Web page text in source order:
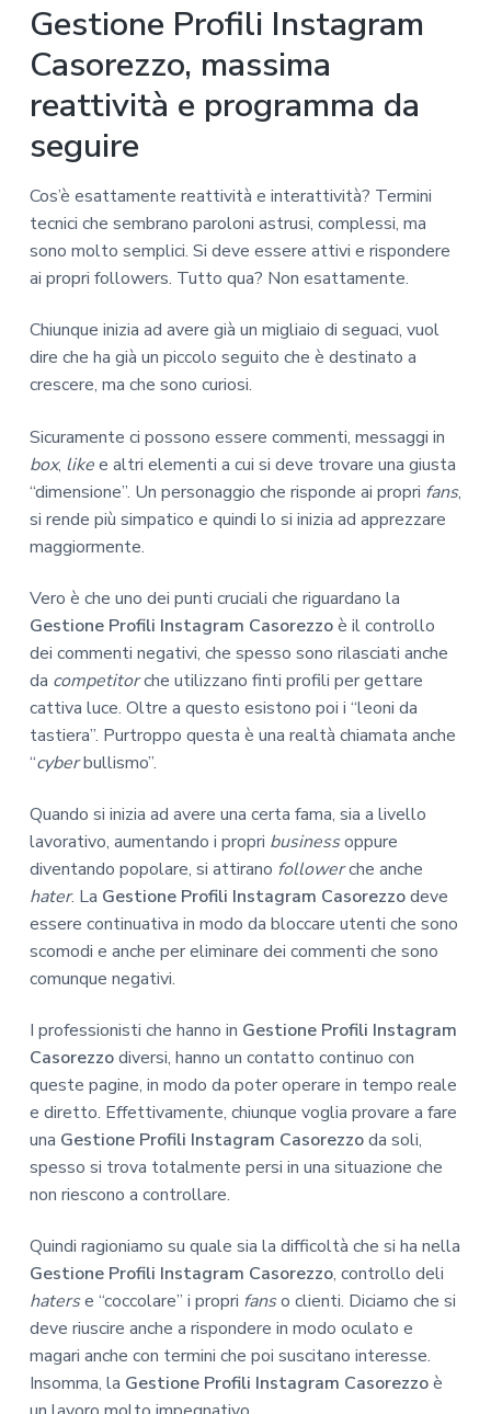
Gestione Profili Instagram
Casorezzo, massima
reattività e programma da
seguire
Cos’è esattamente reattività e interattività? Termini
tecnici che sembrano paroloni astrusi, complessi, ma
sono molto semplici. Si deve essere attivi e rispondere
ai propri followers. Tutto qua? Non esattamente.
Chiunque inizia ad avere già un migliaio di seguaci, vuol
dire che ha già un piccolo seguito che è destinato a
crescere, ma che sono curiosi.
Sicuramente ci possono essere commenti, messaggi in
box, likee altri elementi a cui si deve trovare una giusta
“dimensione”. Un personaggio che risponde ai propri fans,
si rende più simpatico e quindi lo si inizia ad apprezzare
maggiormente.
Vero è che uno dei punti cruciali che riguardano la
Gestione Profili Instagram Casorezzoè il controllo
dei commenti negativi, che spesso sono rilasciati anche
da competitorche utilizzano finti profili per gettare
cattiva luce. Oltre a questo esistono poi i “leoni da
tastiera”. Purtroppo questa è una realtà chiamata anche
“cyberbullismo”.
Quando si inizia ad avere una certa fama, sia a livello
lavorativo, aumentando i propri businessoppure
diventando popolare, si attirano followerche anche
hater. La Gestione Profili Instagram Casorezzodeve
essere continuativa in modo da bloccare utenti che sono
scomodi e anche per eliminare dei commenti che sono
comunque negativi.
I professionisti che hanno in Gestione Profili Instagram
Casorezzodiversi, hanno un contatto continuo con
queste pagine, in modo da poter operare in tempo reale
e diretto. Effettivamente, chiunque voglia provare a fare
una Gestione Profili Instagram Casorezzoda soli,
spesso si trova totalmente persi in una situazione che
non riescono a controllare.
Quindi ragioniamo su quale sia la difficoltà che si ha nella
Gestione Profili Instagram Casorezzo, controllo deli
haterse “coccolare” i propri fanso clienti. Diciamo che si
deve riuscire anche a rispondere in modo oculato e
magari anche con termini che poi suscitano interesse.
Insomma, la Gestione Profili Instagram Casorezzoè